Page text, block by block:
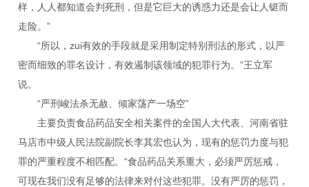
样，人人都知道会判死刑，但是它巨大的诱惑力还是会让人铤而
走险。”
“所以，zui有效的手段就是采用制定特别刑法的形式，以严
密而细致的罪名设计，有效遏制该领域的犯罪行为。”王立军
说。
“严刑峻法杀无赦、倾家荡产一场空”
主要负责食品药品安全相关案件的全国人大代表、河南省驻
马店市中级人民法院副院长李其宏也认为，现有的惩罚力度与犯
罪的严重程度不相匹配。“食品药品关系重大，必须严厉惩戒，
可现在我们没有足够的法律来对付这些犯罪。没有严厉的惩罚，